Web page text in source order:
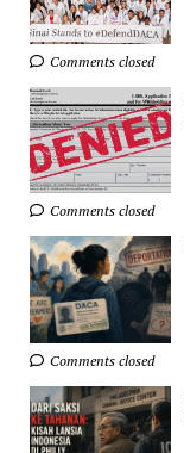
Comments closed
Comments closed
Comments closed